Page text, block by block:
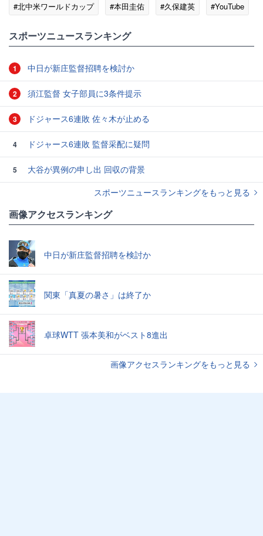
#北中米ワールドカップ
#本田圭佑 #久保建英 #YouTube
スポーツニュースランキング
1 中日が新庄監督招聘を検討か
2 須江監督 女子部員に3条件提示
3 ドジャース6連敗 佐々木が止める
4 ドジャース6連敗 監督采配に疑問
5
大谷が異例の申し出 回収の背景
スポーツニュースランキングをもっと見る
画像アクセスランキング
中日が新庄監督招聘を検討か
関東「真夏の暑さ」は終了か
卓球WTT 張本美和がベスト8進出
画像アクセスランキングをもっと見る